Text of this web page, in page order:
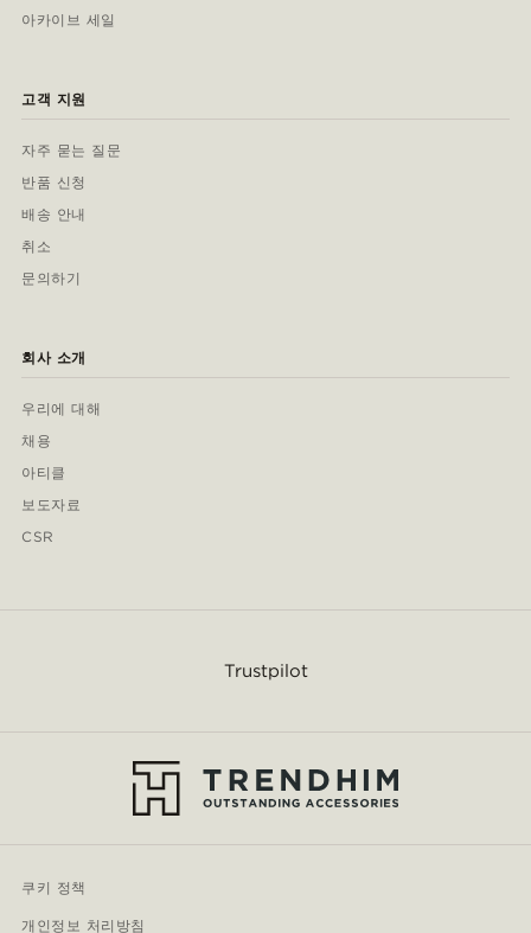
아카이브 세일
고객 지원
자주 묻는 질문
반품 신청
배송 안내
취소
문의하기
회사 소개
우리에 대해
채용
아티클
보도자료
CSR
Trustpilot
쿠키 정책
개인정보 처리방침